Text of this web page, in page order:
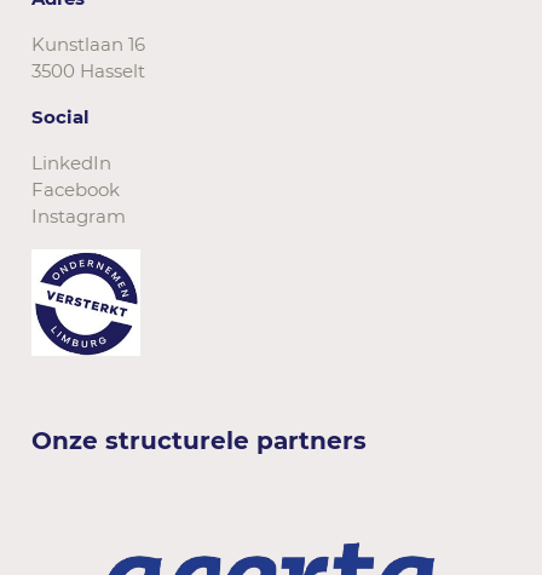
Kunstlaan 16
3500 Hasselt
Social
LinkedIn
Facebook
Instagram
Onze structurele partners